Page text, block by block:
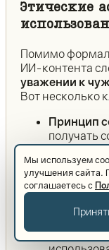
Этические
Помимо
ИИ-контента
уважении к
Вот несколько
Принцип
получать
точки
достояние
у
Мы используем
улучшения сайта.
соглашаетесь с